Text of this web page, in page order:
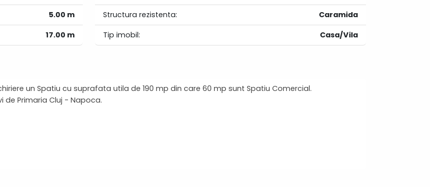
5.00 m
17.00 m
Structura rezistenta:
Caramida
Tip imobil:
Casa/Vila
un Spatiu cu suprafata utila de 190 mp din care 60 mp sunt Spatiu Comercial.
de Primaria Cluj - Napoca.